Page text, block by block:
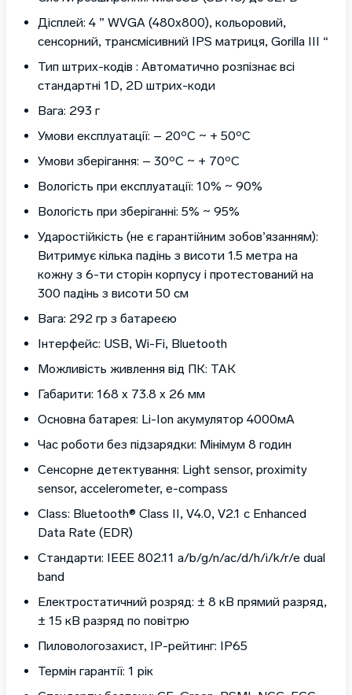
Дісплей: 4 ” WVGA (480х800), кольоровий,
сенсорний, трансмісивний IPS матриця, Gorilla III “
Тип штрих-кодів : Автоматично розпізнає всі
стандартні 1D, 2D штрих-коди
Вага: 293 г
Умови експлуатації: – 20ºC ~ + 50ºC
Умови зберігання: – 30ºC ~ + 70ºC
Вологість при експлуатації: 10% ~ 90%
Вологість при зберіганні: 5% ~ 95%
Ударостійкість (не є гарантійним зобов’язанням):
Витримує кілька падінь з висоти 1.5 метра на
кожну з 6-ти сторін корпусу і протестований на
300 падінь з висоти 50 см
Вага: 292 гр з батареєю
Інтерфейс: USB, Wi-Fi, Bluetooth
Можливість живлення від ПК: ТАК
Габарити: 168 x 73.8 x 26 мм
Основна батарея: Li-Ion акумулятор 4000мА
Час роботи без підзарядки: Мінімум 8 годин
Сенсорне детектування: Light sensor, proximity
sensor, accelerometer, e-compass
Class: Bluetooth® Class II, V4.0, V2.1 с Enhanced
Data Rate (EDR)
Стандарти: IEEE 802.11 a/b/g/n/ac/d/h/i/k/r/e dual
band
Електростатичний розряд: ± 8 кВ прямий разряд,
± 15 кВ разряд по повітрю
Пиловологозахист, IP-рейтинг: IP65
Термін гарантії: 1 рік